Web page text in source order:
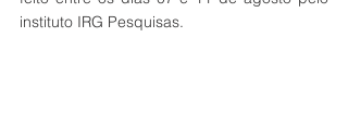
instituto IRG Pesquisas.